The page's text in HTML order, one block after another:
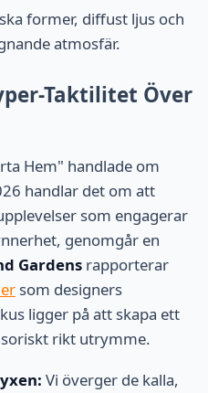
former, diffust ljus och
atmosfär.
Taktilitet Över
Hem" handlade om
handlar det om att
som engagerar
genomgår en
Gardens rapporterar
som designers
ligger på att skapa ett
rikt utrymme.
Vi överger de kalla,